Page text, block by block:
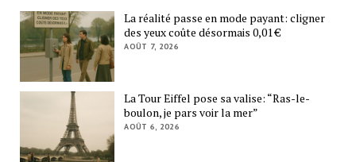
La réalité passe en mode payant: cligner
des yeux coûte désormais 0,01 €
AOÛT 7, 2026
La Tour Eiffel pose sa valise: “Ras-le-
boulon, je pars voir la mer”
AOÛT 6, 2026